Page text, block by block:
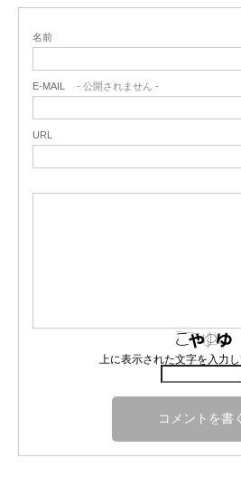
名前
E-MAIL - 公開されません -
URL
上に表示された文字を入力し